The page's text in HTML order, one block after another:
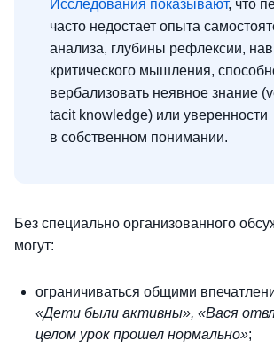
Исследования показывают, что
часто недостает опыта
анализа, глубины рефлексии,
критического мышления,
вербализовать неявное знание
tacit knowledge) или уверенности
в собственном понимании.
Без специально организованного
могут:
ограничиваться общими
«Дети были активны», «Вася
целом урок прошел нормально»;